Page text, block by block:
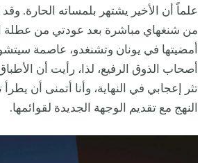
علماً أن الأخير يشتهر بلمساته الحارة.
أمضيتها في يونان وتشنغدو، عاصمة
أصحاب الذوق الرفيع، لذا، رأيت أن
تثر إعجابي في النهاية، وأنا أتمنى أن يطرأ
النهج مع تقديم الوجهة الجديدة لقوائمها.